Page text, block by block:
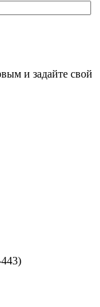
и задайте свой